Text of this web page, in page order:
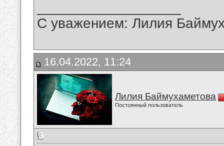
С уважением: Лилия
16.04.2022, 11:24
Лилия Баймухаметова
Постоянный пользователь